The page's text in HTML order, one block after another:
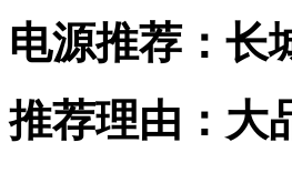
电源推荐：长
推荐理由：大